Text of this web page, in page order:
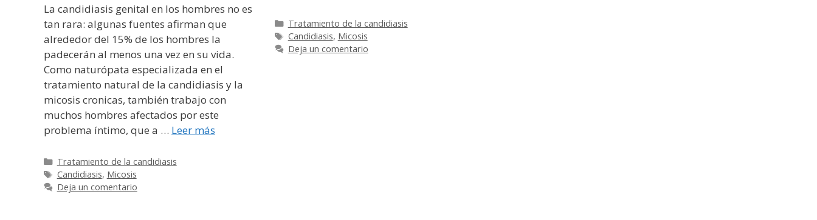
La candidiasis genital en los hombres no es
tan rara: algunas fuentes afirman que
alrededor del 15% de los hombres la
padecerán al menos una vez en su vida.
Como naturópata especializada en el
tratamiento natural de la candidiasis y la
micosis cronicas, también trabajo con
muchos hombres afectados por este
problema íntimo, que a … Leer más
Categorías
Tratamiento de la candidiasis
Etiquetas
Candidiasis, Micosis
Deja un comentario
Categorías
Tratamiento de la candidiasis
Etiquetas
Candidiasis, Micosis
Deja un comentario